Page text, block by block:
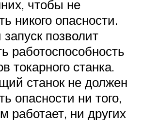
чтобы не
никого опасности.
позволит
работоспособность
токарного станка.
станок не должен
опасности ни того,
работает, ни других